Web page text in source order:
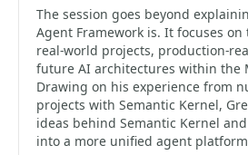
The session goes beyond
Agent Framework is. It focuses
real-world projects, production-
future AI architectures within the
Drawing on his experience from
projects with Semantic Kernel,
ideas behind Semantic Kernel
into a more unified agent